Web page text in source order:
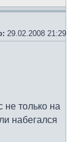
29.02.2008 21:29
не только на
набегался